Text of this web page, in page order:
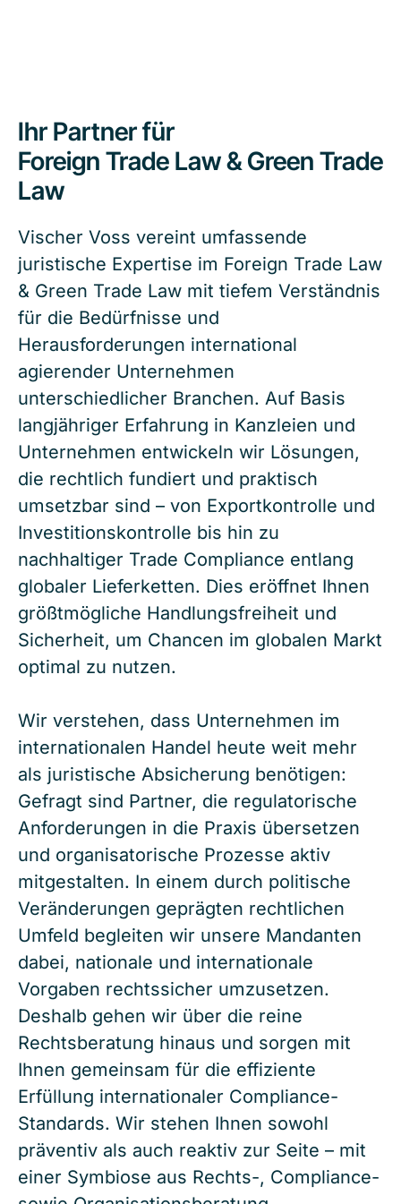
Ihr Partner für
Foreign Trade Law & Green Trade
Law
Vischer Voss vereint umfassende
juristische Expertise im Foreign Trade Law
& Green Trade Law mit tiefem Verständnis
für die Bedürfnisse und
Herausforderungen international
agierender Unternehmen
unterschiedlicher Branchen. Auf Basis
langjähriger Erfahrung in Kanzleien und
Unternehmen entwickeln wir Lösungen,
die rechtlich fundiert und praktisch
umsetzbar sind – von Exportkontrolle und
Investitionskontrolle bis hin zu
nachhaltiger Trade Compliance entlang
globaler Lieferketten. Dies eröffnet Ihnen
größtmögliche Handlungsfreiheit und
Sicherheit, um Chancen im globalen Markt
optimal zu nutzen.
Wir verstehen, dass Unternehmen im
internationalen Handel heute weit mehr
als juristische Absicherung benötigen:
Gefragt sind Partner, die regulatorische
Anforderungen in die Praxis übersetzen
und organisatorische Prozesse aktiv
mitgestalten. In einem durch politische
Veränderungen geprägten rechtlichen
Umfeld begleiten wir unsere Mandanten
dabei, nationale und internationale
Vorgaben rechtssicher umzusetzen.
Deshalb gehen wir über die reine
Rechtsberatung hinaus und sorgen mit
Ihnen gemeinsam für die effiziente
Erfüllung internationaler Compliance-
Standards. Wir stehen Ihnen sowohl
präventiv als auch reaktiv zur Seite – mit
einer Symbiose aus Rechts-, Compliance-